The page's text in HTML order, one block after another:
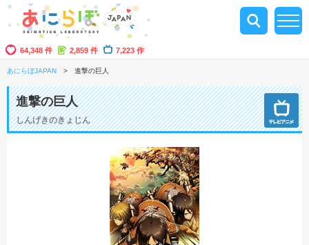
64,348 件 2,859 件 7,223 作
あにらぼJAPAN 進撃の巨人
進撃の巨人
しんげきのきょじん